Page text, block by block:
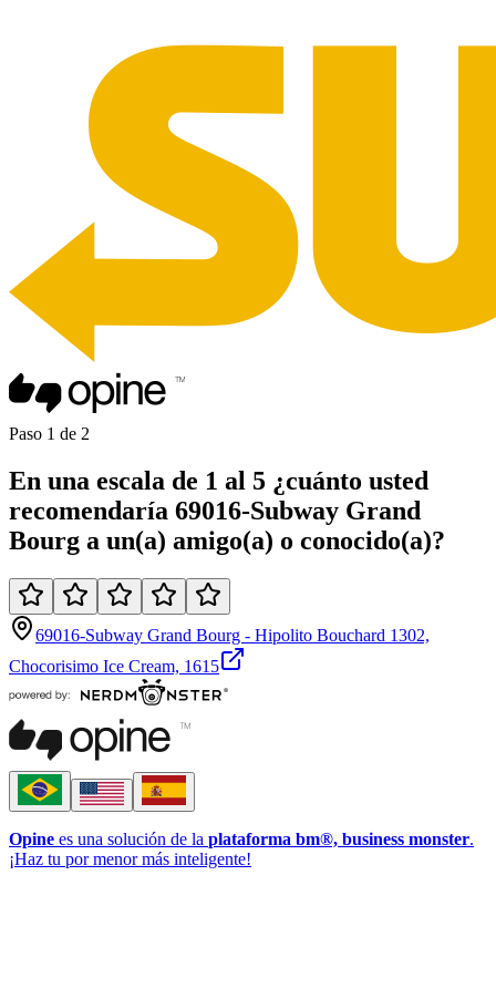
Paso 1 de 2
En una escala de 1 al 5 ¿cuánto usted
recomendaría 69016-Subway Grand
Bourg a un(a) amigo(a) o conocido(a)?
69016-Subway Grand Bourg - Hipolito Bouchard 1302,
Chocorisimo Ice Cream, 1615
Opine es una solución de la plataforma bm®, business monster.
¡Haz tu por menor más inteligente!